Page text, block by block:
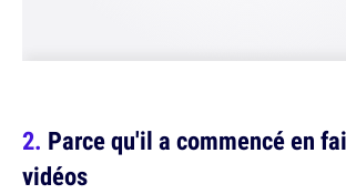
Parce qu'il a commencé en
vidéos